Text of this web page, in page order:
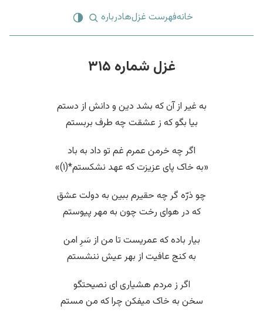
خانهفهرست غزل‌هادرباره
غزل شماره ۳۱۵
به غیر از آن که بشد دین و دانش از دستم
بیا بگو که ز عشقت چه طرف بربستم
اگر چه خرمن عمرم غم تو داد به باد
«به خاک پای عزیزت که عهد نشکستم*(۱)»
چو ذرّه گر چه حقیرم ببین به دولت عشق
که در هوای رخت چون به مهر پیوستم
بیار باده که عمریست تا من از سَرِ امن
به کنج عافیت از بهر عیش ننشستم
اگر ز مردم هشیاری ای نصیحتگو
سخن به خاک میفکن چرا که من مستم